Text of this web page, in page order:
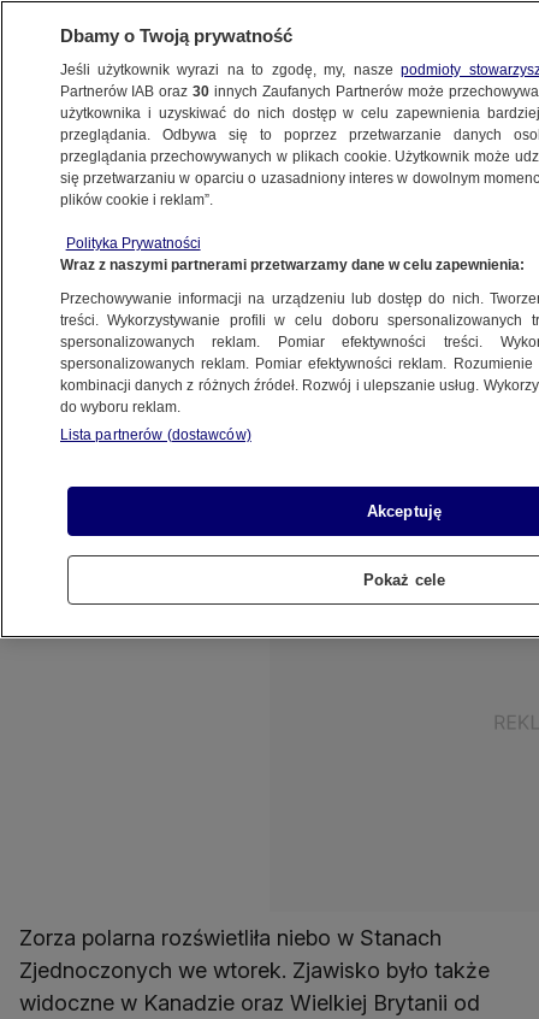
METEO
NAUKA
niebo. "Widok nie z tego świata"
13.10.2021, 07:47
Udostępnij
Mieszkańcy niektórych części Stanów
efektem koronalnego wyrzutu masy na Słońcu.
Zorza polarna rozświetliła niebo w Stanach
Zjednoczonych we wtorek. Zjawisko było także
widoczne w Kanadzie oraz Wielkiej Brytanii od
Dbamy o Twoją prywatność
Jeśli użytkownik wyrazi na to zgodę, my, naszepodmioty
Partnerów IAB oraz30 innych Zaufanych Partnerów może
użytkownika i uzyskiwać do nich dostęp w celu zapewnienia
przeglądania. Odbywa się to poprzez przetwarzanie danych
przeglądania przechowywanych w plikach cookie. Użytkownik może
się przetwarzaniu w oparciu o uzasadniony interes w dowolnym
plików cookie i reklam”.
Polityka Prywatności
Wraz z naszymi partnerami przetwarzamy dane w celu zapewnienia:
Przechowywanie informacji na urządzeniu lub dostęp do nich.
treści. Wykorzystywanie profili w celu doboru spersonalizowanych
spersonalizowanych reklam. Pomiar efektywności treści.
spersonalizowanych reklam. Pomiar efektywności reklam.
kombinacji danych z różnych źródeł. Rozwój i ulepszanie usług.
do wyboru reklam.
Lista partnerów (dostawców)
Akceptuję
Pokaż cele